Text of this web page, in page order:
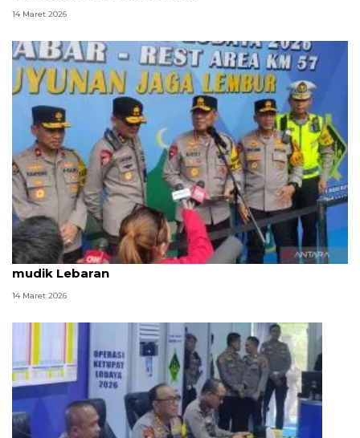
14 Maret 2026
Polda Jabar terjunkan 26 ribu personel kawal arus
mudik Lebaran
14 Maret 2026